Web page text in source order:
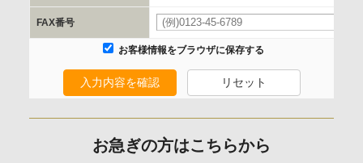
委託の有無
利用目的の通知、開示、内容の訂正、追加または削除、利用
FAX番号
お客様情報をブラウザに保存する
入力内容を確認 リセット
お急ぎの方はこちらから